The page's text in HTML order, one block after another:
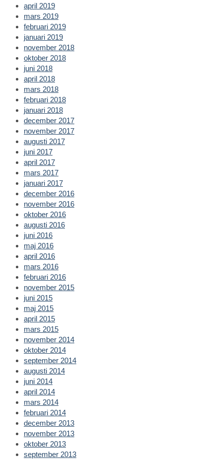
april 2019
mars 2019
februari 2019
januari 2019
november 2018
oktober 2018
juni 2018
april 2018
mars 2018
februari 2018
januari 2018
december 2017
november 2017
augusti 2017
juni 2017
april 2017
mars 2017
januari 2017
december 2016
november 2016
oktober 2016
augusti 2016
juni 2016
maj 2016
april 2016
mars 2016
februari 2016
november 2015
juni 2015
maj 2015
april 2015
mars 2015
november 2014
oktober 2014
september 2014
augusti 2014
juni 2014
april 2014
mars 2014
februari 2014
december 2013
november 2013
oktober 2013
september 2013